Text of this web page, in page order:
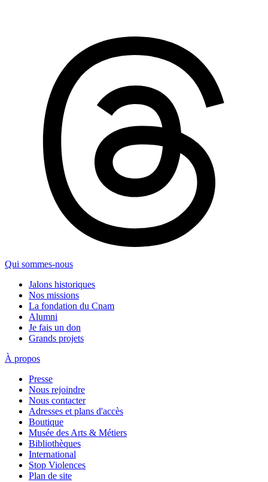
Qui sommes-nous
Jalons historiques
Nos missions
La fondation du Cnam
Alumni
Je fais un don
Grands projets
À propos
Presse
Nous rejoindre
Nous contacter
Adresses et plans d'accès
Boutique
Musée des Arts & Métiers
Bibliothèques
International
Stop Violences
Plan de site